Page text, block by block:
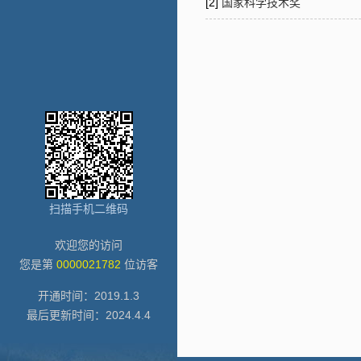
扫描手机二维码
欢迎您的访问
您是第 0000021782 位访客
开通时间： 2019 1 3
最后更新时间： 2024 4 4